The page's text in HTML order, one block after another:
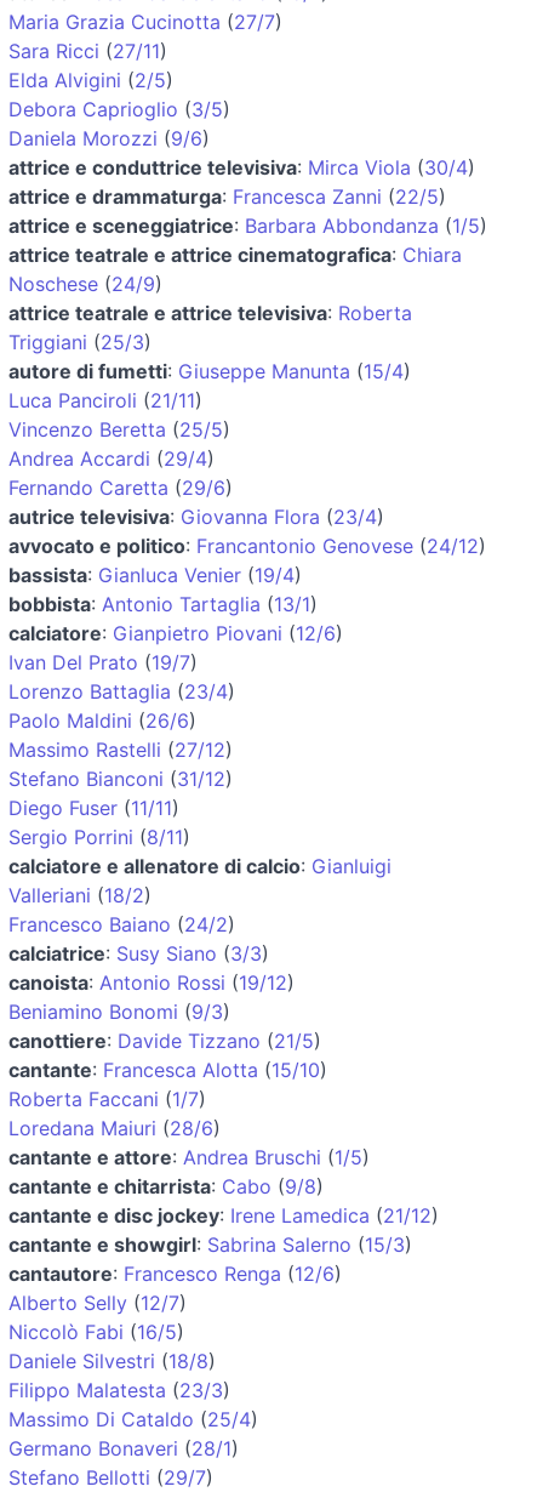
Maria Grazia Cucinotta (27/7)
Sara Ricci (27/11)
Elda Alvigini (2/5)
Debora Caprioglio (3/5)
Daniela Morozzi (9/6)
attrice e conduttrice televisiva: Mirca Viola (30/4)
attrice e drammaturga: Francesca Zanni (22/5)
attrice e sceneggiatrice: Barbara Abbondanza (1/5)
attrice teatrale e attrice cinematografica: Chiara
Noschese (24/9)
attrice teatrale e attrice televisiva: Roberta
Triggiani (25/3)
autore di fumetti: Giuseppe Manunta (15/4)
Luca Panciroli (21/11)
Vincenzo Beretta (25/5)
Andrea Accardi (29/4)
Fernando Caretta (29/6)
autrice televisiva: Giovanna Flora (23/4)
avvocato e politico: Francantonio Genovese (24/12)
bassista: Gianluca Venier (19/4)
bobbista: Antonio Tartaglia (13/1)
calciatore: Gianpietro Piovani (12/6)
Ivan Del Prato (19/7)
Lorenzo Battaglia (23/4)
Paolo Maldini (26/6)
Massimo Rastelli (27/12)
Stefano Bianconi (31/12)
Diego Fuser (11/11)
Sergio Porrini (8/11)
calciatore e allenatore di calcio: Gianluigi
Valleriani (18/2)
Francesco Baiano (24/2)
calciatrice: Susy Siano (3/3)
canoista: Antonio Rossi (19/12)
Beniamino Bonomi (9/3)
canottiere: Davide Tizzano (21/5)
cantante: Francesca Alotta (15/10)
Roberta Faccani (1/7)
Loredana Maiuri (28/6)
cantante e attore: Andrea Bruschi (1/5)
cantante e chitarrista: Cabo (9/8)
cantante e disc jockey: Irene Lamedica (21/12)
cantante e showgirl: Sabrina Salerno (15/3)
cantautore: Francesco Renga (12/6)
Alberto Selly (12/7)
Niccolò Fabi (16/5)
Daniele Silvestri (18/8)
Filippo Malatesta (23/3)
Massimo Di Cataldo (25/4)
Germano Bonaveri (28/1)
Stefano Bellotti (29/7)